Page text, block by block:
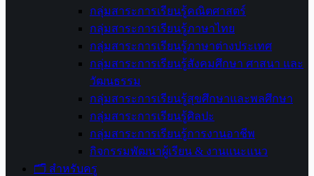
กลุ่มสาระการเรียนรู้คณิตศาสตร์
กลุ่มสาระการเรียนรู้ภาษาไทย
กลุ่มสาระการเรียนรู้ภาษาต่างประเทศ
กลุ่มสาระการเรียนรู้สังคมศึกษา ศาสนา และ
วัฒนธรรม
กลุ่มสาระการเรียนรู้สุขศึกษาและพลศึกษา
กลุ่มสาระการเรียนรู้ศิลปะ
กลุ่มสาระการเรียนรู้การงานอาชีพ
กิจกรรมพัฒนาผู้เรียน & งานแนะแนว
🗂️ สำหรับครู